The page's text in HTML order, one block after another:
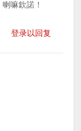
嘛欽諾！
登录以回复